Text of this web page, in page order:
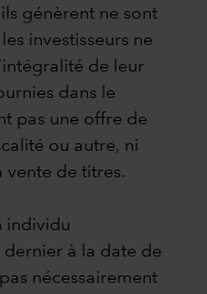
génèrent ne sont
investisseurs ne
de leur
dans le
pas une offre de
ou autre, ni
vente de titres.
individu
à la date de
nécessairement